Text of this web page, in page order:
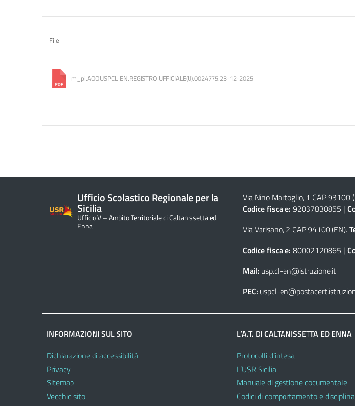
File
m_pi.AOOUSPCL-EN.REGISTRO UFFICIALE(U).0024775.23-12-2025
Ufficio Scolastico Regionale per la
Sicilia
Ufficio V – Ambito Territoriale di Caltanissetta ed
Enna
Via Nino Martoglio, 1 CAP 93100
Codice fiscale: 92037830855 |
Via Varisano, 2 CAP 94100 (EN).
Codice fiscale: 80002120865 |
Mail: usp.cl-en@istruzione.it
PEC: uspcl-
INFORMAZIONI SUL SITO
Dichiarazione di accessibilità
Privacy
Sitemap
Vecchio sito
L’A.T. DI CALTANISSETTA ED ENNA
Protocolli d’intesa
L’USR Sicilia
Manuale di gestione documentale
Codici di comportamento e